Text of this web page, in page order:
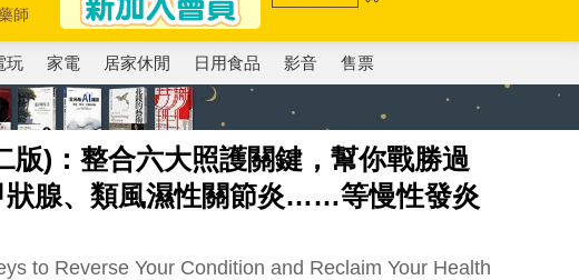
師
玩 家電 居家休閒 日用食品 影音 售票
版)：整合六大照護關鍵，幫你戰勝過
狀腺、類風濕性關節炎……等慢性發炎
to Reverse Your Condition and Reclaim Your Health